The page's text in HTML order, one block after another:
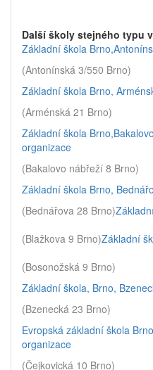
Další školy stejného typu
Základní škola
(Antonínská 3/550 Brno)
Základní škola Brno,
(Arménská 21 Brno)
Základní škola
organizace
(Bakalovo nábřeží 8 Brno)
Základní škola Brno,
(Bednářova 28 Brno)
(Blažkova 9 Brno)Základní
(Bosonožská 9 Brno)
Základní škola, Brno,
(Bzenecká 23 Brno)
Evropská základní škola
organizace
(Čejkovická 10 Brno)